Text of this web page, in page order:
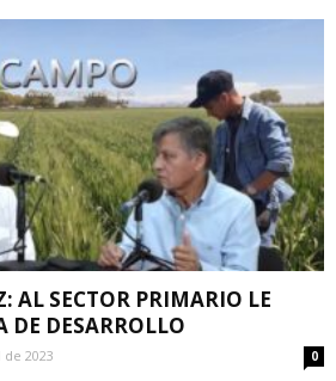
AL SECTOR PRIMARIO LE
DE DESARROLLO
2023 0